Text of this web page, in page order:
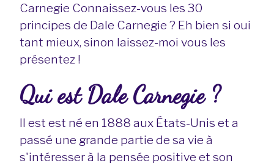
Carnegie Connaissez-vous les 30
principes de Dale Carnegie ? Eh bien si oui
tant mieux, sinon laissez-moi vous les
présentez !
Qui est Dale Carnegie ?
Il est est né en 1888 aux États-Unis et a
passé une grande partie de sa vie à
s'intéresser à la pensée positive et son